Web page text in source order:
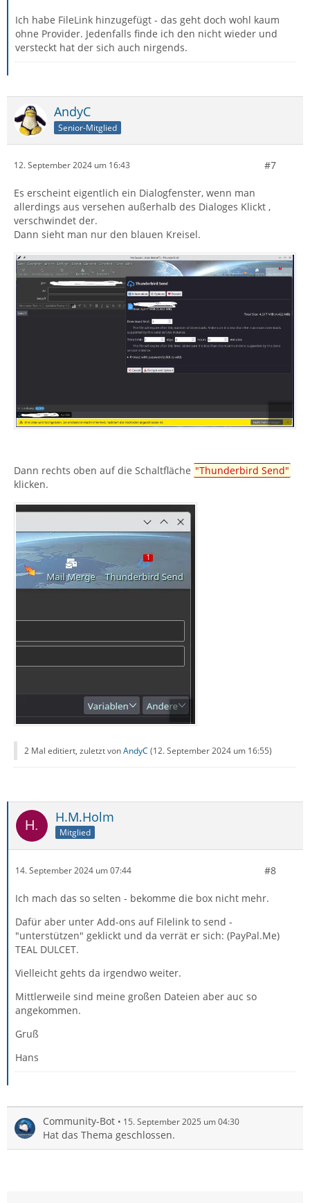
Ich habe FileLink hinzugefügt - das geht doch wohl kaum
ohne Provider. Jedenfalls finde ich den nicht wieder und
versteckt hat der sich auch nirgends.
AndyC
Senior-Mitglied
12. September 2024 um 16:43 #7
Es erscheint eigentlich ein Dialogfenster, wenn man
allerdings aus versehen außerhalb des Dialoges Klickt ,
verschwindet der.
Dann sieht man nur den blauen Kreisel.
Dann rechts oben auf die Schaltfläche "Thunderbird Send"
klicken.
2 Mal editiert, zuletzt vonAndyC (12. September 2024 um 16:55)
H.M.Holm
Mitglied
14. September 2024 um 07:44 #8
Ich mach das so selten - bekomme die box nicht mehr.
Dafür aber unter Add-ons auf Filelink to send -
"unterstützen" geklickt und da verrät er sich: (PayPal.Me)
TEAL DULCET.
Vielleicht gehts da irgendwo weiter.
Mittlerweile sind meine großen Dateien aber auc so
angekommen.
Gruß
Hans
Community-Bot 15. September 2025 um 04:30
Hat das Thema geschlossen.